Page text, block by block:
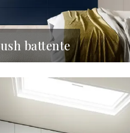
battente